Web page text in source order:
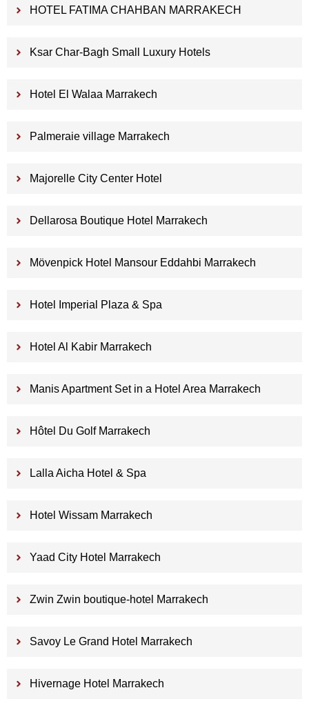
HOTEL FATIMA CHAHBAN MARRAKECH
Ksar Char-Bagh Small Luxury Hotels
Hotel El Walaa Marrakech
Palmeraie village Marrakech
Majorelle City Center Hotel
Dellarosa Boutique Hotel Marrakech
Mövenpick Hotel Mansour Eddahbi Marrakech
Hotel Imperial Plaza & Spa
Hotel Al Kabir Marrakech
Manis Apartment Set in a Hotel Area Marrakech
Hôtel Du Golf Marrakech
Lalla Aicha Hotel & Spa
Hotel Wissam Marrakech
Yaad City Hotel Marrakech
Zwin Zwin boutique-hotel Marrakech
Savoy Le Grand Hotel Marrakech
Hivernage Hotel Marrakech